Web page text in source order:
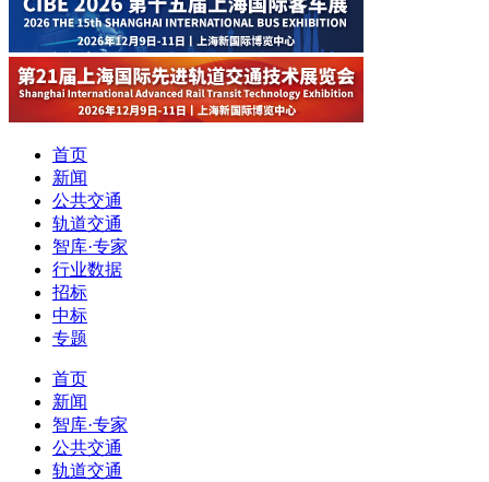
首页
新闻
公共交通
轨道交通
智库·专家
行业数据
招标
中标
专题
首页
新闻
智库·专家
公共交通
轨道交通